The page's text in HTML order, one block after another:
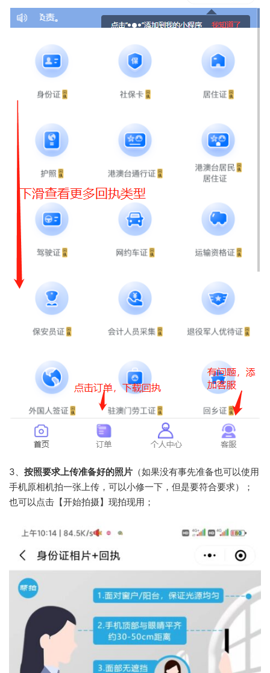
3、 按照要求上传准备好的照片 （如果没有事先准备也可以使用
手机原相机拍一张上传，可以小修一下，但是要符合要求）；
也可以点击【开始拍摄】现拍现用；